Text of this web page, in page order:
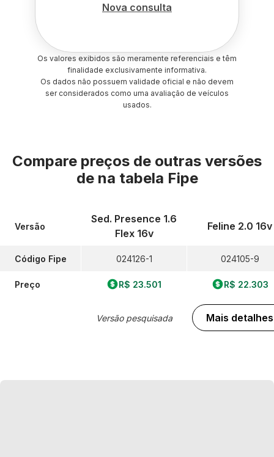
Nova consulta
Os valores exibidos são meramente referenciais e têm
finalidade exclusivamente informativa.
Os dados não possuem validade oficial e não devem
ser considerados como uma avaliação de veículos
usados.
Compare preços de outras versões
de na tabela Fipe
Versão
Código Fipe
Preço
Sed. Presence 1.6
Flex 16v
024126-1
R$ 23.501
Versão pesquisada
Feline 2.0 16v
024105-9
R$ 22.303
Mais detalhes